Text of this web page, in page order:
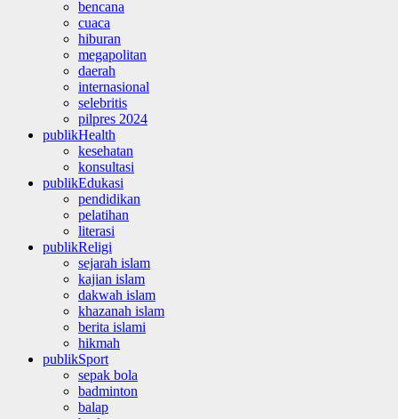
bencana
cuaca
hiburan
megapolitan
daerah
internasional
selebritis
pilpres 2024
publikHealth
kesehatan
konsultasi
publikEdukasi
pendidikan
pelatihan
literasi
publikReligi
sejarah islam
kajian islam
dakwah islam
khazanah islam
berita islami
hikmah
publikSport
sepak bola
badminton
balap